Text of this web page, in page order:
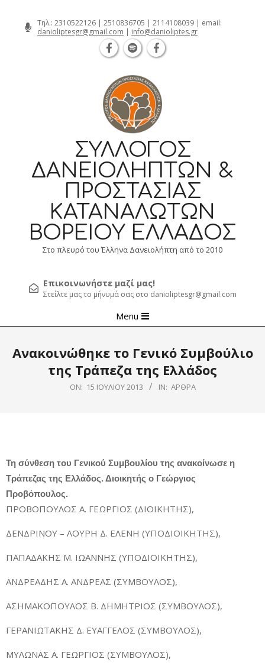
Τηλ.: 2310522126 | 2510836705 | 2114108039 | email:
danioliptesgr@gmail.com | info@danioliptes.gr
ΣΎΛΛΟΓΟΣ
ΔΑΝΕΙΟΛΗΠΤΏΝ &
ΠΡΟΣΤΑΣΊΑΣ
ΚΑΤΑΝΑΛΩΤΏΝ
ΒΟΡΕΊΟΥ ΕΛΛΆΔΟΣ
Στο πλευρό του Έλληνα Δανειολήπτη από το 2010
Επικοινωνήστε μαζί μας!
Στείλτε μας το μήνυμά σας στο danioliptesgr@gmail.com
Navigation
Menu
Ανακοινώθηκε το Γενικό Συμβούλιο
της Τράπεζα της Ελλάδος
ON: 15 ΙΟΥΛΊΟΥ 2013 IN: ΆΡΘΡΑ
Τη σύνθεση του Γενικού Συμβουλίου της ανακοίνωσε η
Τράπεζας της Ελλάδος. Διοικητής ο Γεώργιος
Προβόπουλος.
ΠΡΟΒΟΠΟΥΛΟΣ Α. ΓΕΩΡΓΙΟΣ (ΔΙΟΙΚΗΤΗΣ),
ΔΕΝΔΡΙΝΟΥ – ΛΟΥΡΗ Δ. ΕΛΕΝΗ (ΥΠΟΔΙΟΙΚΗΤΗΣ),
ΠΑΠΑΔΑΚΗΣ Μ. ΙΩΑΝΝΗΣ (ΥΠΟΔΙΟΙΚΗΤΗΣ),
ΑΝΔΡΕΑΔΗΣ Α. ΑΝΔΡΕΑΣ (ΣΥΜΒΟΥΛΟΣ),
ΑΣΗΜΑΚΟΠΟΥΛΟΣ Β. ΔΗΜΗΤΡΙΟΣ (ΣΥΜΒΟΥΛΟΣ),
ΓΕΡΑΝΙΩΤΑΚΗΣ Δ. ΕΥΑΓΓΕΛΟΣ (ΣΥΜΒΟΥΛΟΣ),
ΜΥΛΩΝΑΣ Α. ΓΕΩΡΓΙΟΣ (ΣΥΜΒΟΥΛΟΣ),